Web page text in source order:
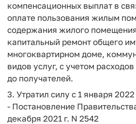
компенсационных выплат в
оплате пользования жилым
содержания жилого
капитальный ремонт общего
многоквартирном доме,
видов услуг, с учетом
до получателей.
3. Утратил силу с 1 января 2022
- Постановление
декабря 2021 г. N 2542